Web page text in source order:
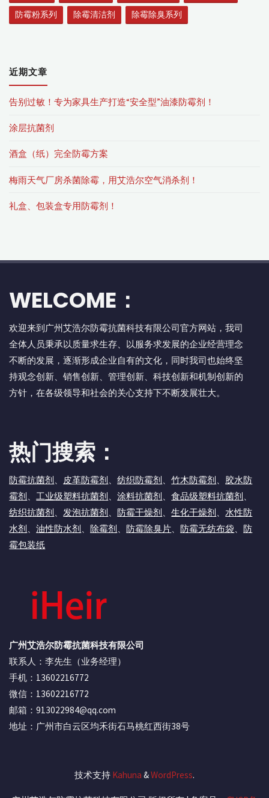
防霉粉系列
除霉清洁剂 除霉除臭系列
近期文章
告别过敏！专为家具生产打造“安全型”油漆防霉剂！
涂层抗菌剂
酒盒（纸）完全防霉方案
梅雨天气厂房杀菌除霉，用艾浩尔空气消杀剂！
礼盒、包装盒专用防霉剂！
WELCOME：
欢迎来到广州艾浩尔防霉抗菌科技有限公司官方网站，我司
全体人员秉承以质量求生存、以服务求发展的企业经营理念
不断的发展，逐渐形成企业自有的文化，同时我司也始终坚
持观念创新、销售创新、管理创新、科技创新和机制创新的
方针，在各级领导和社会的关心支持下不断发展壮大。
热门搜索：
防霉抗菌剂 皮革防霉剂 、纺织防霉剂 、竹木防霉剂
胶水防
霉剂
工业级塑料抗菌剂 、涂料抗菌剂 、食品级塑料抗菌剂
纺织抗菌剂
发泡抗菌剂 防霉干燥剂 、生化干燥剂
水性防
水剂 、油性防水剂 、除霉剂 防霉除臭片 防霉无纺布袋
防
霉包装纸
广州艾浩尔防霉抗菌科技有限公司
联系人：李先生（业务经理）
手机：13602216772
微信：13602216772
邮箱：913022984@qq.com
地址：广州市白云区均禾街石马桃红西街38号
技术支持 Kahuna &WordPress.